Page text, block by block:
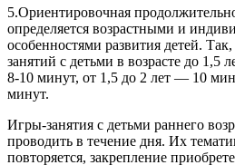
5.Ориентировочная
определяется возрастными и
особенностями развития детей.
занятий с детьми в возрасте до 1,5
8-10 минут, от 1,5 до 2 лет — 10
минут.
Игры-занятия с детьми раннего
проводить в течение дня. Их
повторяется, закрепление